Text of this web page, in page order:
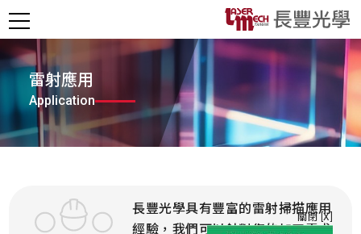
雷射應用
Application
長豐光學具有豐富的雷射掃描應用
經驗，我們可以針對您的加工需求
關閉 [X]